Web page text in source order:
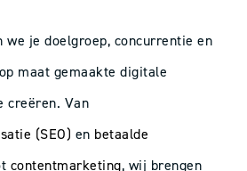
we je doelgroep, concurrentie en
maat gemaakte digitale
creëren. Van
(SEO) en betaalde
contentmarketing, wij brengen